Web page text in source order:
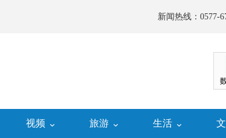
新闻热线：0577-
视频 旅游 生活